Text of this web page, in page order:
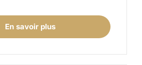
En savoir plus